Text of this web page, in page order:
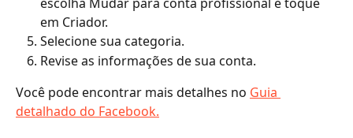
escolha Mudar para conta profissional e toque
em Criador.
Selecione sua categoria.
Revise as informações de sua conta.
Você pode encontrar mais detalhes no Guia
detalhado do Facebook.